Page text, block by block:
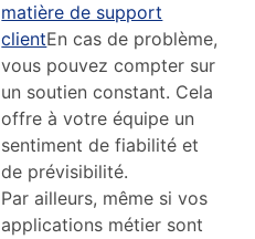
matière de support
clientEn cas de problème,
vous pouvez compter sur
un soutien constant. Cela
offre à votre équipe un
sentiment de fiabilité et
de prévisibilité.
Par ailleurs, même si vos
applications métier sont